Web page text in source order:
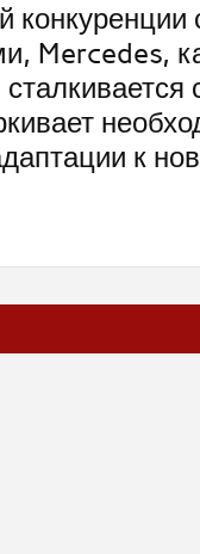
конкуренции
Mercedes,
к